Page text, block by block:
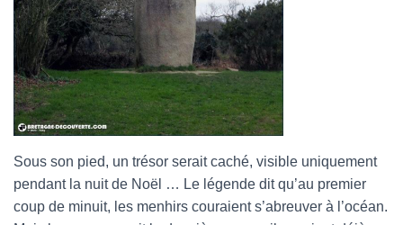
Sous son pied, un trésor serait caché, visible uniquement
pendant la nuit de Noël … Le légende dit qu’au premier
coup de minuit, les menhirs couraient s’abreuver à l’océan.